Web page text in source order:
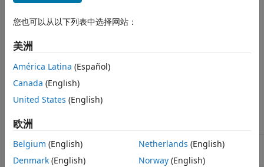
集群和云
parallel.Cluster
本页内容
构造函数
描述
类型
对象函数
构造函数
getCurrentCluster （在 MATLAB
容器层次结构
子级 parallel.Job parallel.Pool
您也可以从以下列表中选择网站：
美洲
América Latina (Español)
Canada (English)
United States (English)
欧洲
Belgium (English)
Denmark (English)
Netherlands (English)
Norway(English)